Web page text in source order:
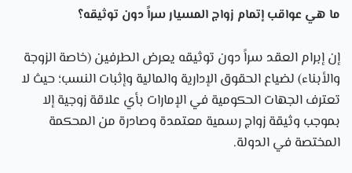
ما هي عواقب إتمام زواج المسيار سراً دون توثيقه؟
إن إبرام العقد سراً دون توثيقه يعرض الطرفين (خاصة الزوجة
والأبناء) لضياع الحقوق الإدارية والمالية وإثبات النسب؛ حيث لا
تعترف الجهات الحكومية في الإمارات بأي علاقة زوجية إلا
بموجب وثيقة زواج رسمية معتمدة وصادرة من المحكمة
المختصة في الدولة.